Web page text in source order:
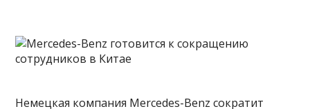
Немецкая компания Mercedes-Benz сократит